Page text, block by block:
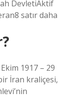
satır daha
İran kraliçesi,